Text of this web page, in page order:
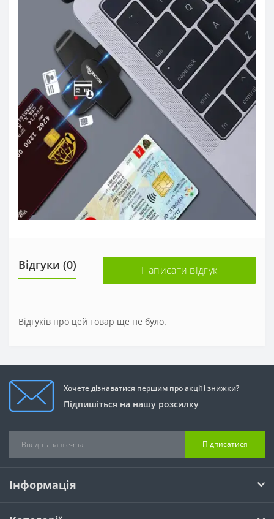
Відгуки (0) Написати відгук
Відгуків про цей товар ще не було.
Хочете дізнаватися першим про акції і знижки?
Підпишіться на нашу розсилку
Підписатися
Інформація